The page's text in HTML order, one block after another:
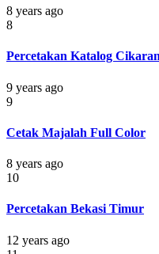
8 years ago
8
Percetakan Katalog
9 years ago
9
Cetak Majalah Full Color
8 years ago
10
Percetakan Bekasi Timur
12 years ago